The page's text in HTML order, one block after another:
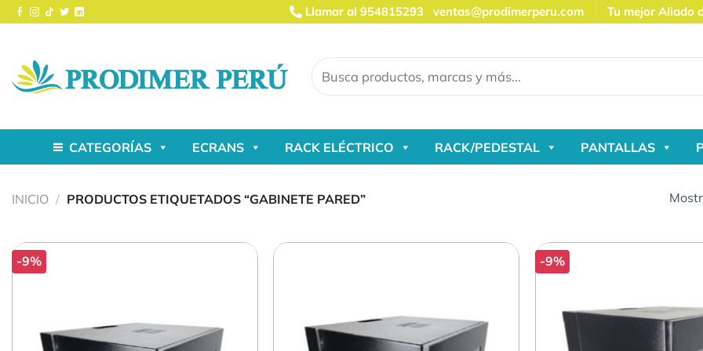
Saltar
al
Llamar al 954815293ventas@prodimerperu.com Tu mejor Aliado
por:
CATEGORÍAS ECRANS RACK ELÉCTRICO RACK/PEDESTAL PANTALLAS
INICIO / PRODUCTOS ETIQUETADOS “GABINETE PARED”
-9% -9%